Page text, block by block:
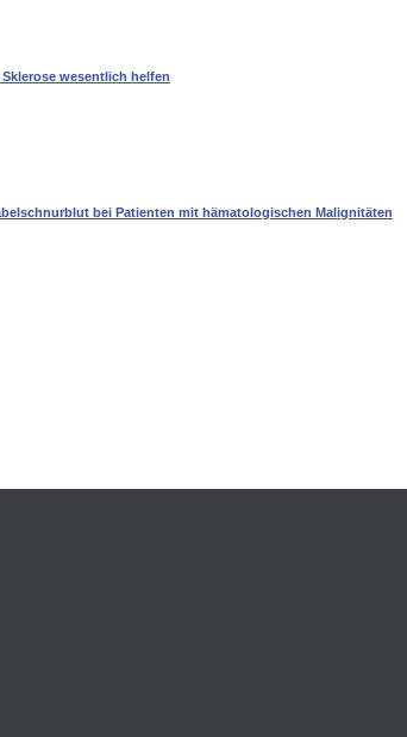
wesentlich helfen
bei Patienten mit hämatologischen Malignitäten